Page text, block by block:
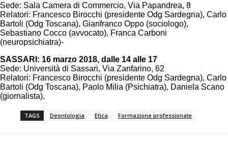
Sede: Sala Camera di Commercio, Via Papandrea, 8
Relatori: Francesco Birocchi (presidente Odg Sardegna), Carlo
Bartoli (Odg Toscana), Gianfranco Oppo (sociologo),
Sebastiano Cocco (avvocato), Franca Carboni
(neuropsichiatra)-
SASSARI: 16 marzo 2018, dalle 14 alle 17
Sede: Università di Sassari, Via Zanfarino, 62
Relatori: Francesco Birocchi (presidente Odg Sardegna), Carlo
Bartoli (Odg Toscana), Paolo Milia (Psichiatra), Daniela Scano
(giornalista).
TAGS Deontologia Etica Formazione professionale